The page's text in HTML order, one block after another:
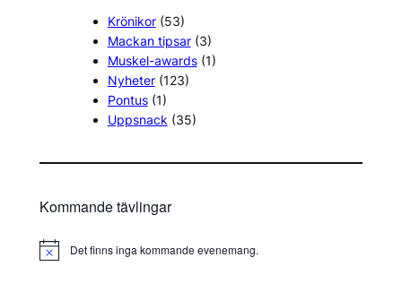
Krönikor(53)
Mackan tipsar(3)
Muskel-awards(1)
Nyheter(123)
Pontus(1)
Uppsnack (35)
Kommande tävlingar
N
Det finns inga kommande evenemang.